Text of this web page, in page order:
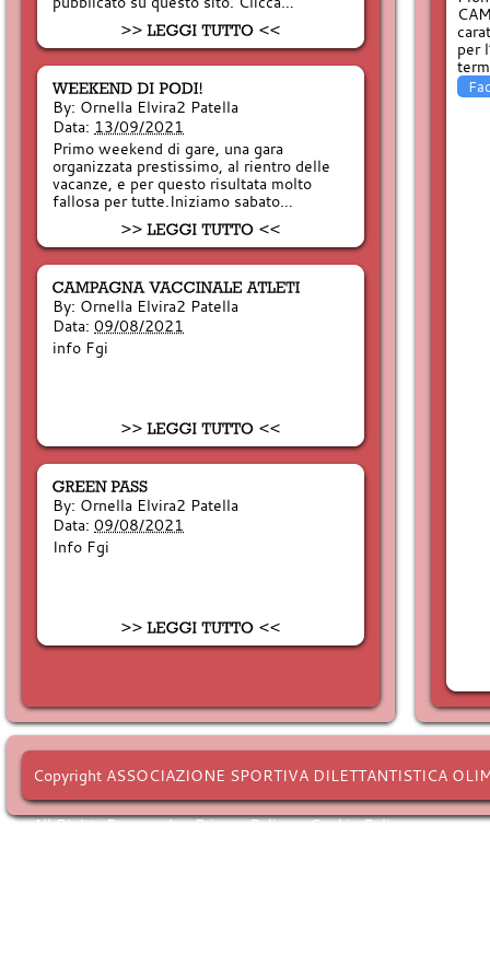
By: Ornella Elvira2 Patella
Data: 13/09/2021
Primo weekend di gare, una gara
organizzata prestissimo, al rientro delle
vacanze, e per questo risultata molto
fallosa per tutte.Iniziamo sabato…
By: Ornella Elvira2 Patella
Data: 09/08/2021
info Fgi
By: Ornella Elvira2 Patella
Data: 09/08/2021
Info Fgi
per
Copyright ASSOCIAZIONE SPORTIVA DILETTANTISTICA
All Rights Reserved. -Privacy Policy-Cookie Policy